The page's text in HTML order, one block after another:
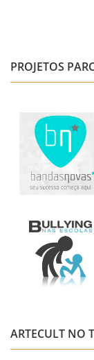
PROJETOS
ARTECULT NO